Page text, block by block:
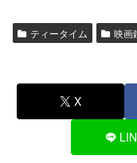
ティータイム 映画
X